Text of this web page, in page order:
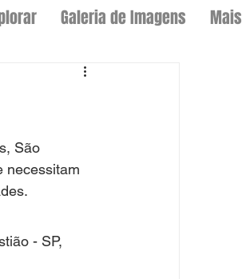
Galeria de Imagens Mais
São
necessitam
- SP,